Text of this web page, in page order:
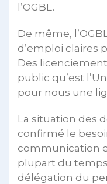
l’OGBL.
De même,
d’emploi claires
Des
public qu’est
pour nous une
La situation des
confirmé le
communication
plupart du temps
délégation du